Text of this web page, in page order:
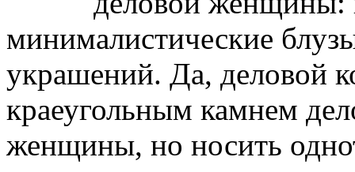
минималистические
украшений. Да, деловой
краеугольным камнем
женщины, но носить